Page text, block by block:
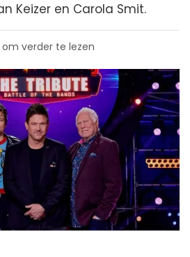
Keizer en Carola Smit.
om verder te lezen